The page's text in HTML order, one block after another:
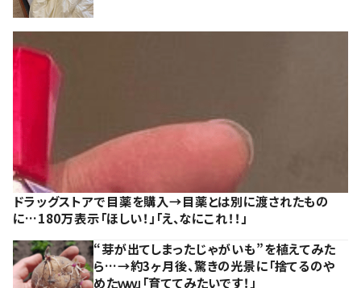
ドラッグストアで目薬を購入→目薬とは別に渡されたもの
に…180万表示「ほしい！」「え、なにこれ！！」
“芽が出てしまったじゃがいも”を植えてみた
ら…→約3ヶ月後、驚きの光景に「捨てるのや
めたｗｗ」「育ててみたいです！」